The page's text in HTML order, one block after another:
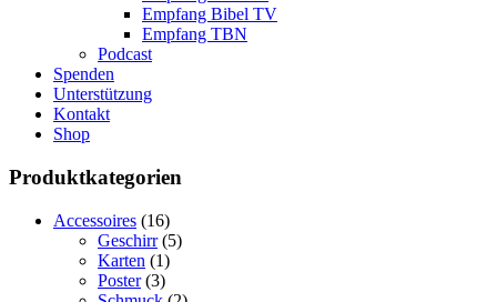
Empfang Bibel TV
Empfang TBN
Podcast
Spenden
Unterstützung
Kontakt
Shop
Produktkategorien
Accessoires (16)
Geschirr (5)
Karten (1)
Poster (3)